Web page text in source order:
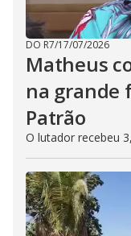
DO R7/17/07/2026
Matheus
na grande
Patrão
O lutador recebeu